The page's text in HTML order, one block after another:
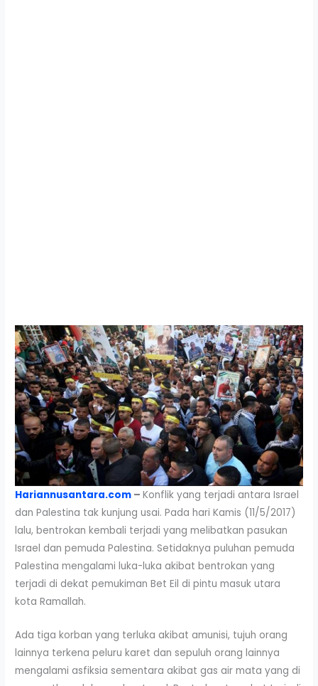
Hariannusantara.com –Konflik yang terjadi antara Israel
dan Palestina tak kunjung usai. Pada hari Kamis (11/5/2017)
lalu, bentrokan kembali terjadi yang melibatkan pasukan
Israel dan pemuda Palestina. Setidaknya puluhan pemuda
Palestina mengalami luka-luka akibat bentrokan yang
terjadi di dekat pemukiman Bet Eil di pintu masuk utara
kota Ramallah.
Ada tiga korban yang terluka akibat amunisi, tujuh orang
lainnya terkena peluru karet dan sepuluh orang lainnya
mengalami asfiksia sementara akibat gas air mata yang di